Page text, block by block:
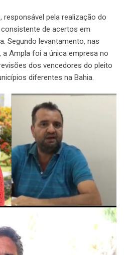
responsável pela realização do
de acertos em
Segundo levantamento, nas
a Ampla foi a única empresa no
dos vencedores do pleito
diferentes na Bahia.